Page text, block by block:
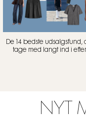
De 14 bedste udsalgsfund,
tage med langt ind i
NYT